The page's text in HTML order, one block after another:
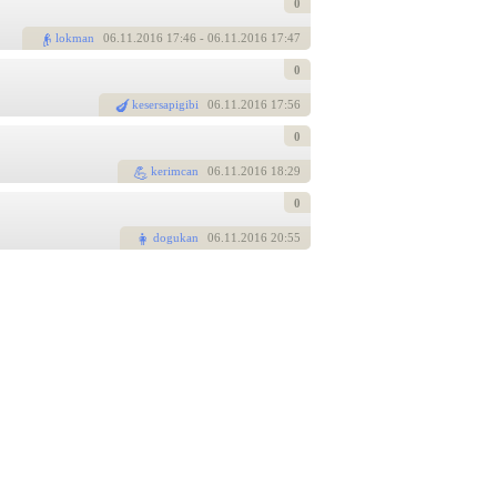
lokman 06 .11.2016 17:46 - 06.11.2016 17:47
0
kesersapigibi 06 .11.2016 17:56
0
kerimcan 06 .11.2016 18:29
0
dogukan 06 .11.2016 20:55
0